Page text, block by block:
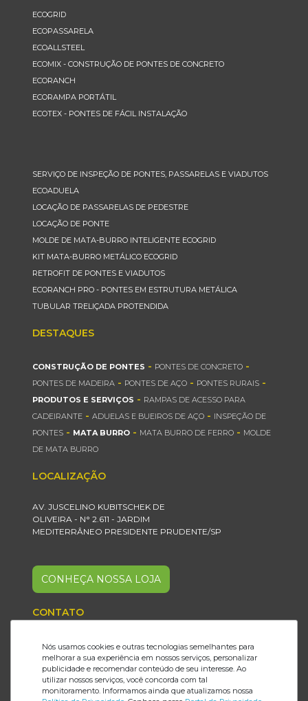
ECOGRID
ECOPASSARELA
ECOALLSTEEL
ECOMIX - CONSTRUÇÃO DE PONTES DE CONCRETO
ECORANCH
ECORAMPA PORTÁTIL
ECOTEX - PONTES DE FÁCIL INSTALAÇÃO
SERVIÇO DE INSPEÇÃO DE PONTES, PASSARELAS E VIADUTOS
ECOADUELA
LOCAÇÃO DE PASSARELAS DE PEDESTRE
LOCAÇÃO DE PONTE
MOLDE DE MATA-BURRO INTELIGENTE ECOGRID
KIT MATA-BURRO METÁLICO ECOGRID
RETROFIT DE PONTES E VIADUTOS
ECORANCH PRO - PONTES EM ESTRUTURA METÁLICA
TUBULAR TRELIÇADA PROTENDIDA
DESTAQUES
CONSTRUÇÃO DE PONTES - PONTES DE CONCRETO -
PONTES DE MADEIRA - PONTES DE AÇO - PONTES RURAIS -
PRODUTOS E SERVIÇOS - RAMPAS DE ACESSO PARA
CADEIRANTE -ADUELAS E BUEIROS DE AÇO - INSPEÇÃO DE
PONTES - MATA BURRO - MATA BURRO DE FERRO - MOLDE
DE MATA BURRO
LOCALIZAÇÃO
AV. JUSCELINO KUBITSCHEK DE
OLIVEIRA - N° 2.611 - JARDIM
MEDITERRÂNEO PRESIDENTE PRUDENTE/SP
CONHEÇA NOSSA LOJA
CONTATO
18 2101.6199
18 99821.6674
Nós usamos cookies e outras tecnologias semelhantes para
melhorar a sua experiência em nossos serviços, personalizar
publicidade e recomendar conteúdo de seu interesse. Ao
utilizar nossos serviços, você concorda com tal
monitoramento. Informamos ainda que atualizamos nossa